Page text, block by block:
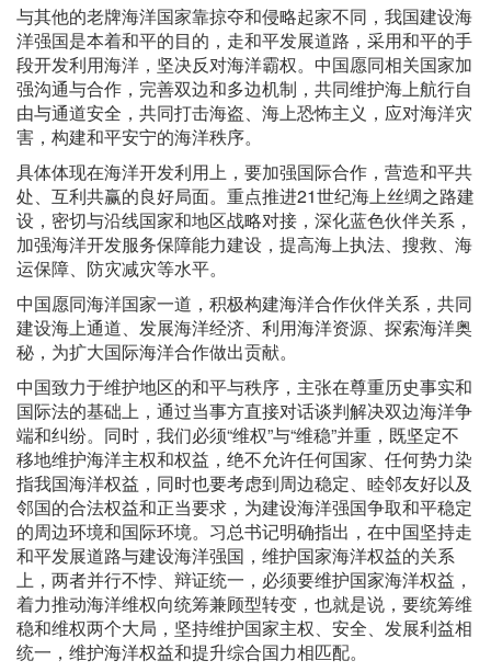
与其他的老牌海洋国家靠掠夺和侵略起家不同，我国建设海
洋强国是本着和平的目的，走和平发展道路，采用和平的手
段开发利用海洋，坚决反对海洋霸权。中国愿同相关国家加
强沟通与合作，完善双边和多边机制，共同维护海上航行自
由与通道安全，共同打击海盗、海上恐怖主义，应对海洋灾
害，构建和平安宁的海洋秩序。
具体体现在海洋开发利用上，要加强国际合作，营造和平共
处、互利共赢的良好局面。重点推进21世纪海上丝绸之路建
设，密切与沿线国家和地区战略对接，深化蓝色伙伴关系，
加强海洋开发服务保障能力建设，提高海上执法、搜救、海
运保障、防灾减灾等水平。
中国愿同海洋国家一道，积极构建海洋合作伙伴关系，共同
建设海上通道、发展海洋经济、利用海洋资源、探索海洋奥
秘，为扩大国际海洋合作做出贡献。
中国致力于维护地区的和平与秩序，主张在尊重历史事实和
国际法的基础上，通过当事方直接对话谈判解决双边海洋争
端和纠纷。同时，我们必须“维权”与“维稳”并重，既坚定不
移地维护海洋主权和权益，绝不允许任何国家、任何势力染
指我国海洋权益，同时也要考虑到周边稳定、睦邻友好以及
邻国的合法权益和正当要求，为建设海洋强国争取和平稳定
的周边环境和国际环境。习总书记明确指出，在中国坚持走
和平发展道路与建设海洋强国，维护国家海洋权益的关系
上，两者并行不悖、辩证统一，必须要维护国家海洋权益，
着力推动海洋维权向统筹兼顾型转变，也就是说，要统筹维
稳和维权两个大局，坚持维护国家主权、安全、发展利益相
统一，维护海洋权益和提升综合国力相匹配。